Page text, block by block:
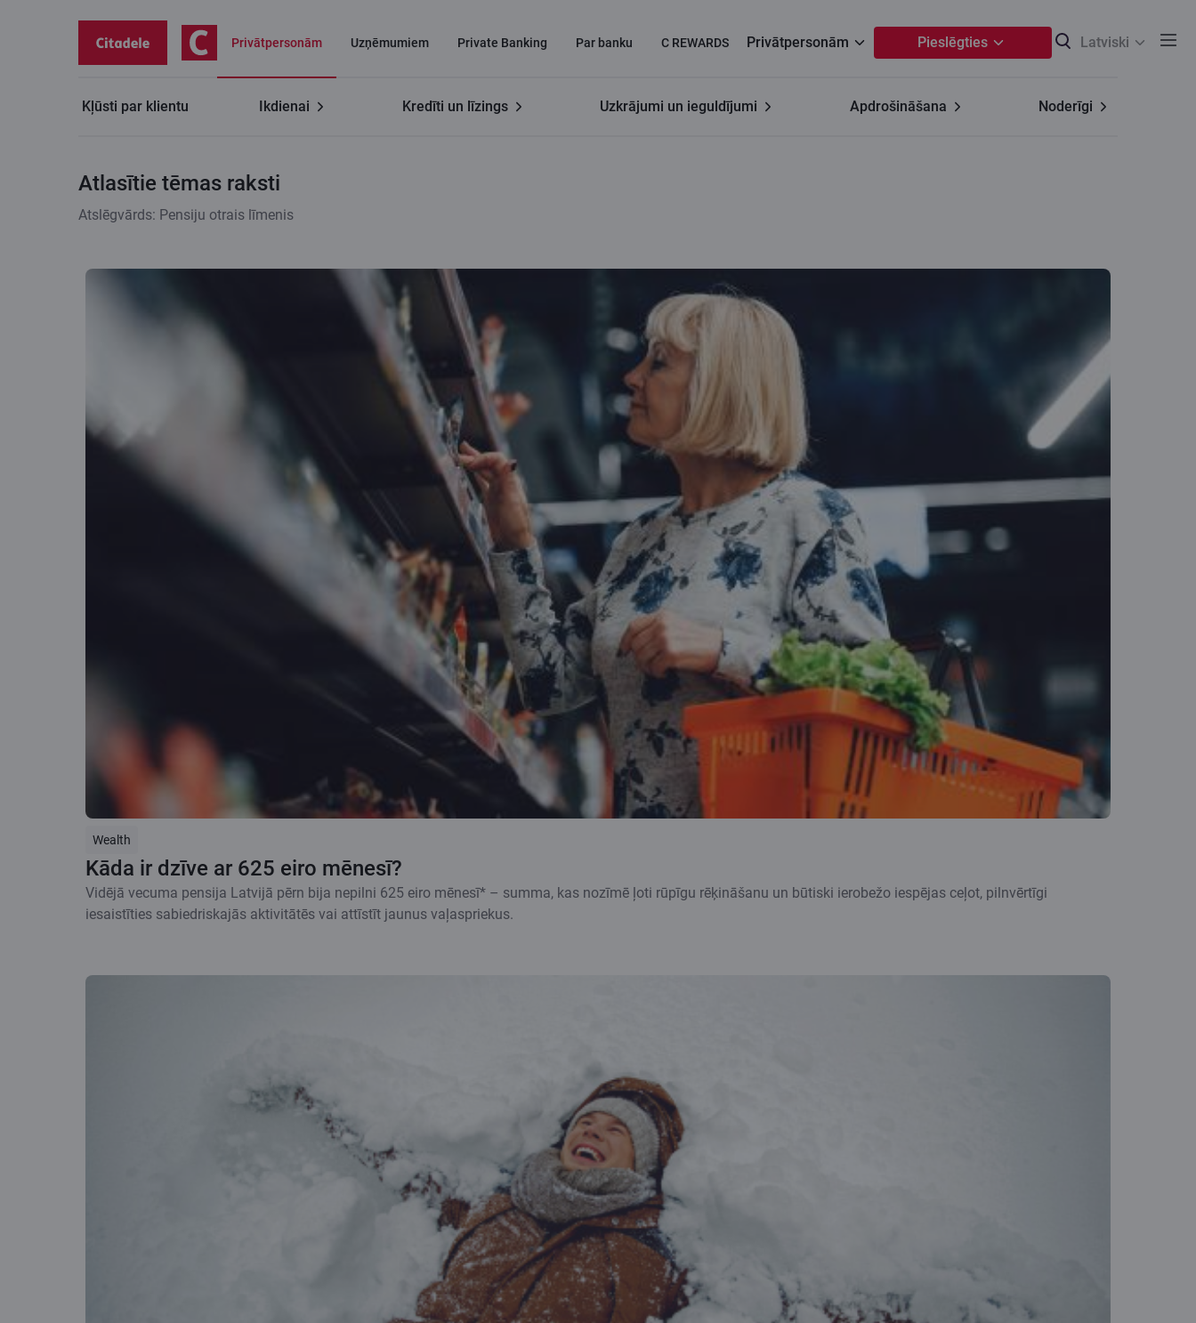
Privātpersonām Uzņēmumiem Private Banking Par banku C REWARDS Privātpersonām Pieslēgties Latviski
Kļūsti par klientu Ikdienai Kredīti un līzings Uzkrājumi un ieguldījumi Apdrošināšana Noderīgi
Atlasītie tēmas raksti
Atslēgvārds: Pensiju otrais līmenis
Wealth
Kāda ir dzīve ar 625 eiro mēnesī?
Vidējā vecuma pensija Latvijā pērn bija nepilni 625 eiro mēnesī* – summa, kas nozīmē ļoti rūpīgu rēķināšanu un būtiski ierobežo iespējas ceļot, pilnvērtīgi
iesaistīties sabiedriskajās aktivitātēs vai attīstīt jaunus vaļaspriekus.